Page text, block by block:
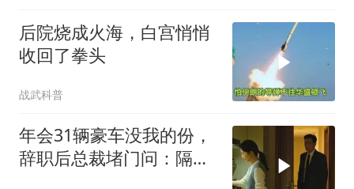
后院烧成火海，白宫悄悄
收回了拳头
战武科普
年会31辆豪车没我的份，
辞职后总裁堵门问：隔壁